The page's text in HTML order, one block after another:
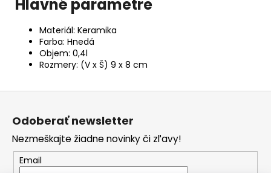
Hlavné parametre
Materiál: Keramika
Farba: Hnedá
Objem: 0,4l
Rozmery: (V x Š) 9 x 8 cm
Odoberať newsletter
Nezmeškajte žiadne novinky či zľavy!
Email